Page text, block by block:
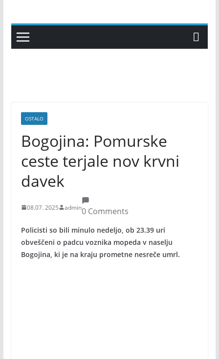
content
OSTALO
Bogojina: Pomurske
ceste terjale nov krvni
davek
08.07. 2025 admin0 Comments
Policisti so bili minulo nedeljo, ob 23.39 uri
obveščeni o padcu voznika mopeda v naselju
Bogojina, ki je na kraju prometne nesreče umrl.